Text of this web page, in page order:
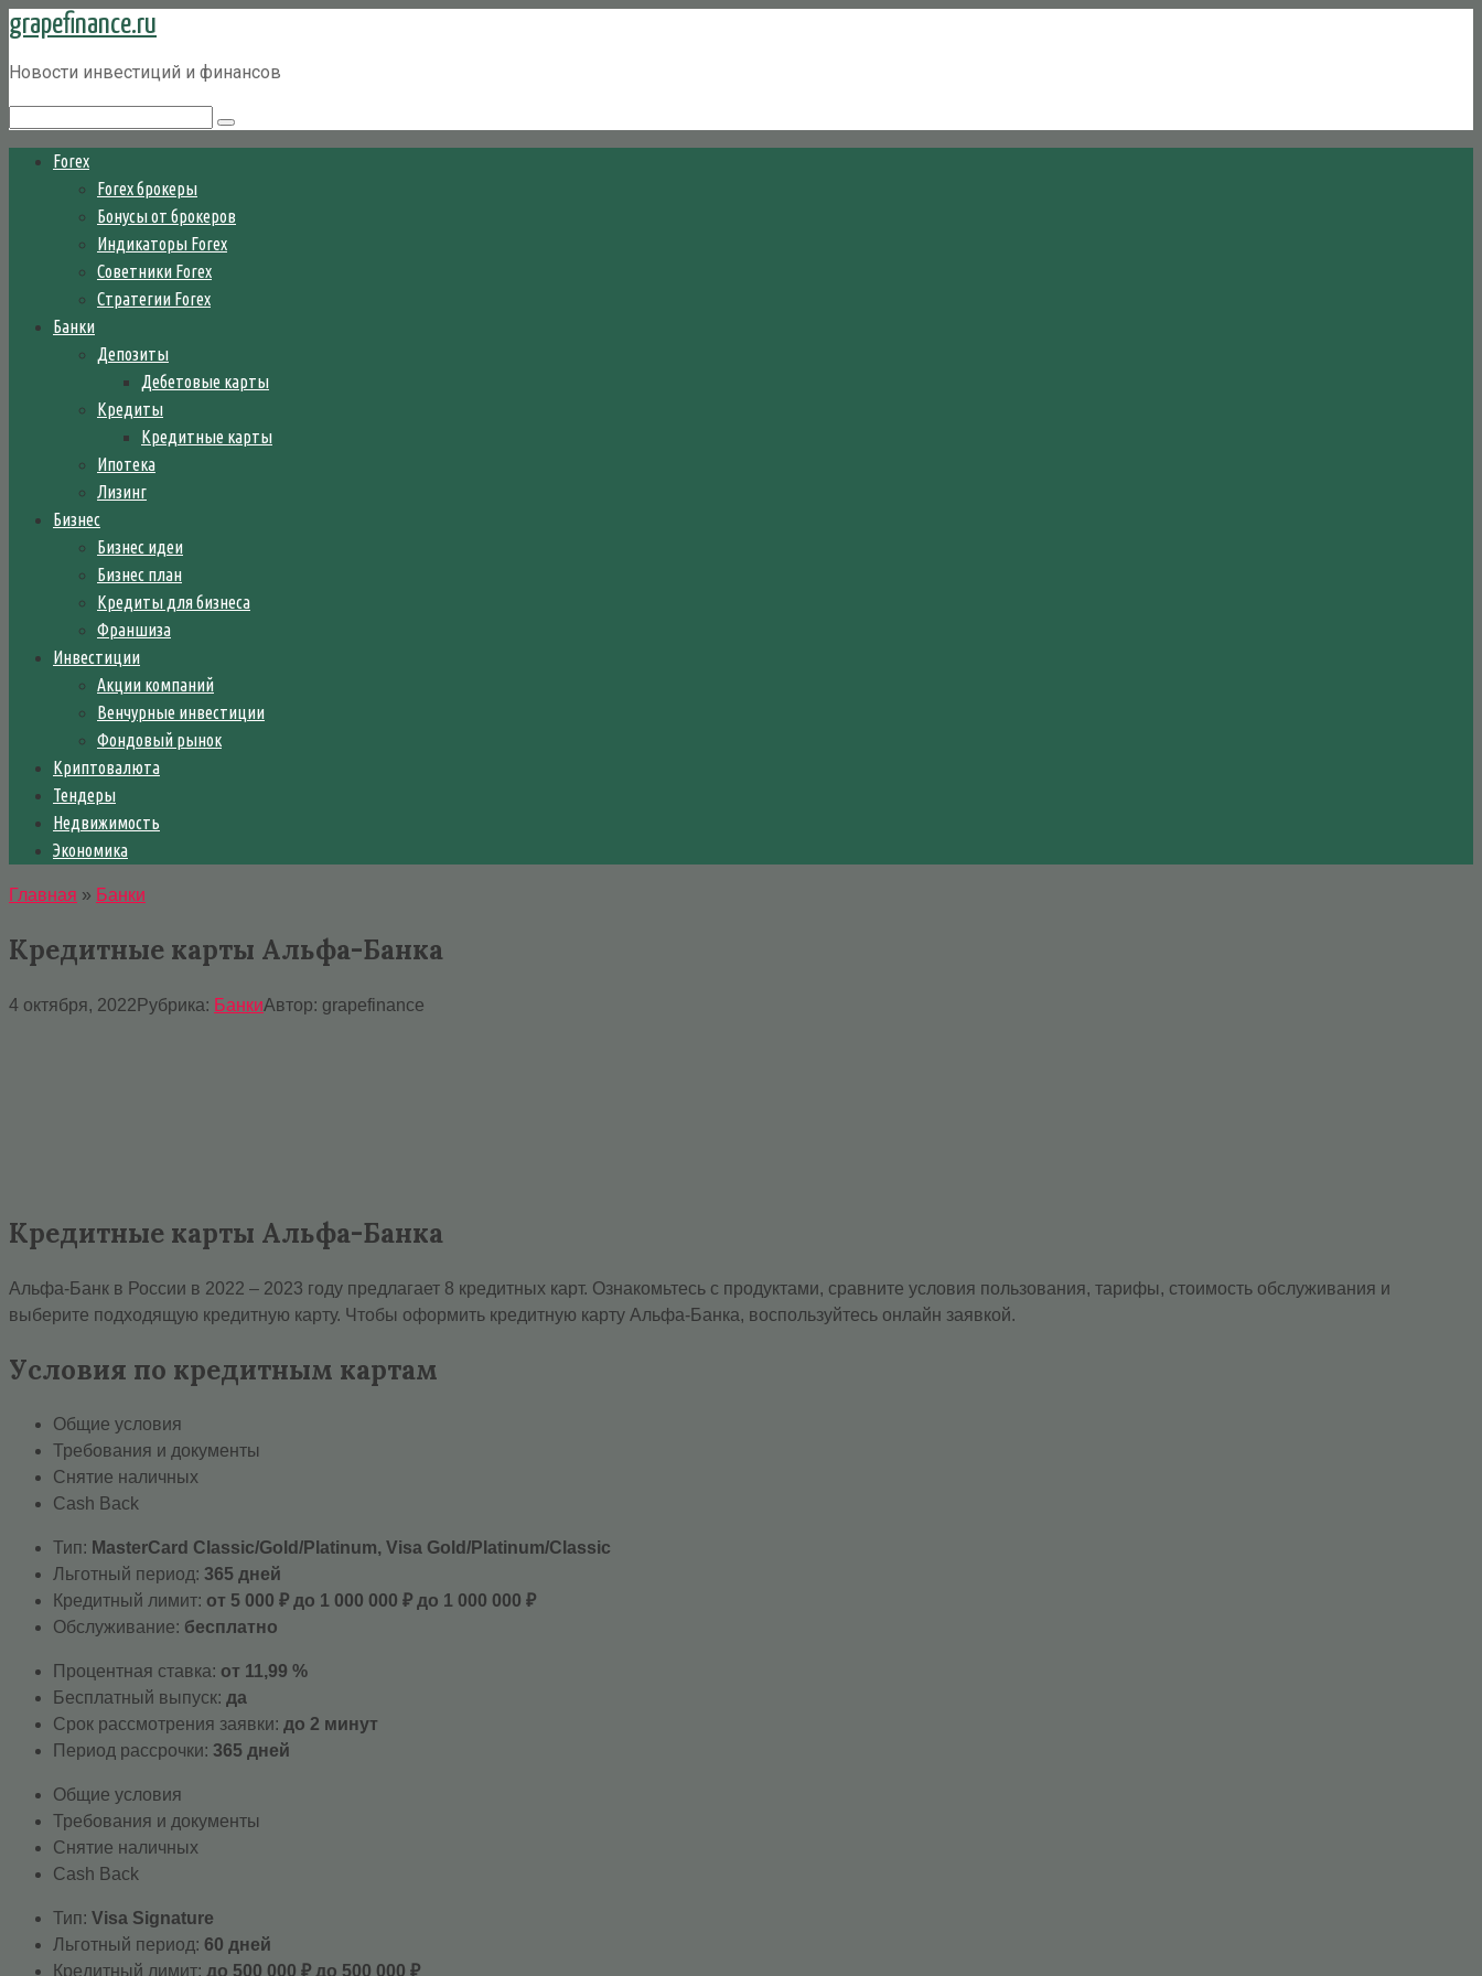
Перейти
контенту
grapefinance.ru
Новости инвестиций и финансов
Forex
Forex брокеры
Бонусы от брокеров
Индикаторы Forex
Советники Forex
Стратегии Forex
Банки
Депозиты
Дебетовые карты
Кредиты
Кредитные карты
Ипотека
Лизинг
Бизнес
Бизнес идеи
Бизнес план
Кредиты для бизнеса
Франшиза
Инвестиции
Акции компаний
Венчурные инвестиции
Фондовый рынок
Криптовалюта
Тендеры
Недвижимость
Экономика
Главная » Банки
Кредитные карты Альфа-Банка
4 октября, 2022 Рубрика: БанкиАвтор: grapefinance
Кредитные карты Альфа-Банка
Альфа-Банк в России в 2022 – 2023 году предлагает 8 кредитных карт. Ознакомьтесь с продуктами, сравните условия пользования, тарифы, стоимость обслуживания и
выберите подходящую кредитную карту. Чтобы оформить кредитную карту Альфа-Банка, воспользуйтесь онлайн заявкой.
Условия по кредитным картам
Общие условия
Требования и документы
Снятие наличных
Cash Back
Тип: MasterСard Classic/Gold/Platinum, Visa Gold/Platinum/Classic
Льготный период: 365 дней
Кредитный лимит: от 5 000 ₽ до 1 000 000 ₽ до 1 000 000 ₽
Обслуживание: бесплатно
Процентная ставка: от 11,99 %
Бесплатный выпуск: да
Срок рассмотрения заявки: до 2 минут
Период рассрочки: 365 дней
Общие условия
Требования и документы
Снятие наличных
Cash Back
Тип: Visa Signature
Льготный период: 60 дней
Кредитный лимит: до 500 000 ₽ до 500 000 ₽